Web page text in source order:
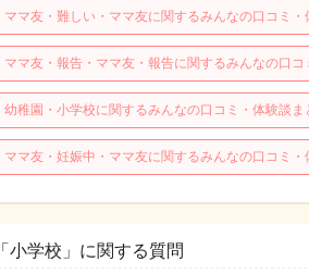
ママ友・難しい・ママ友に関するみんなの口コミ・
ママ友・報告・ママ友・報告に関するみんなの口コ
幼稚園・小学校に関するみんなの口コミ・体験談ま
ママ友・妊娠中・ママ友に関するみんなの口コミ・
「小学校」に関する質問